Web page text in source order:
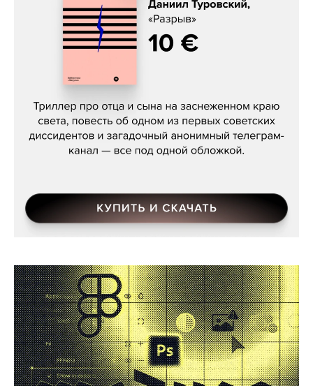
Даниил Туровский, «Разрыв»